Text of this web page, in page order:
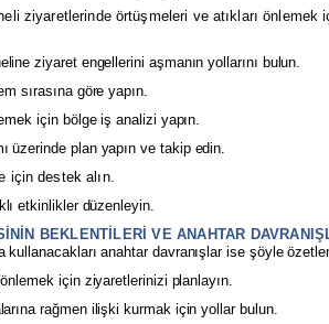
ziyaretlerinde örtüşmeleri ve atıkları önlemek
ziyaret engellerini aşmanın yollarını bulun.
sırasına göre yapın.
için bölge iş analizi yapın.
üzerinde plan yapın ve takip edin.
için destek alın.
etkinlikler düzenleyin.
BEKLENTİLERİ VE ANAHTAR
kullanacakları anahtar davranışlar ise şöyle
için ziyaretlerinizi planlayın.
rağmen ilişki kurmak için yollar bulun.